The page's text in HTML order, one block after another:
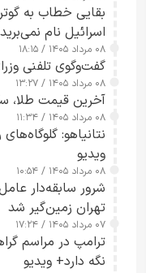
بقایی خطاب به
اسرائیل نام
۰۸ مرداد ۱۴۰۵ / ۱۸:۱۵
گفت‌وگوی تلفنی
۰۸ مرداد ۱۴۰۵ / ۱۳:۲۷
آخرین قیمت طلا، سکه
۰۸ مرداد ۱۴۰۵ / ۱۱:۳۴
نتانیاهو:
ویدیو
۰۸ مرداد ۱۴۰۵ / ۱۰:۵۴
شرور سابقه‌دار
تهران زمین‌گیر شد
۰۷ مرداد ۱۴۰۵ / ۱۷:۲۴
ترامپ در مراسم
نگه دارد+ ویدیو